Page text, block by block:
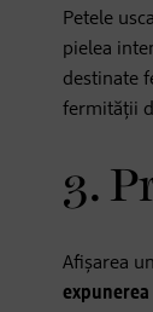
Petele
pielea
destinate
fermității
3.
Afișarea
expunerea